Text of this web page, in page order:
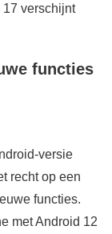
17 verschijnt
functies
versie
recht op een
functies.
met Android 12